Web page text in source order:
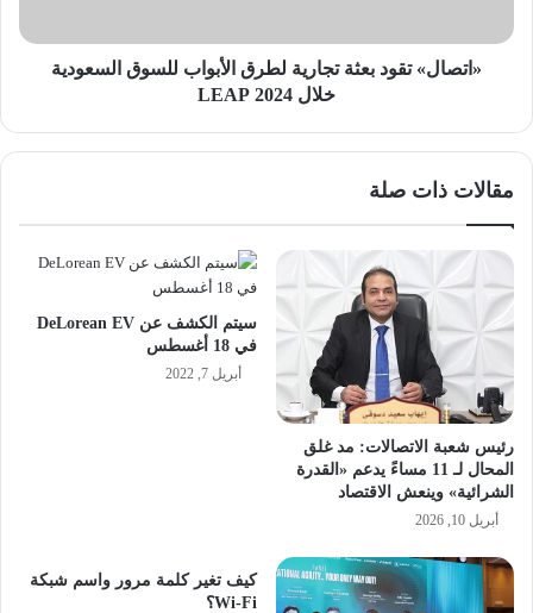
خلال
«اتصال» تقود بعثة تجارية لطرق الأبواب للسوق السعودية
خلال 2024 LEAP
مقالات ذات صلة
رئيس شعبة الاتصالات: مد غلق
المحال لـ 11 مساءً يدعم «القدرة
الشرائية» وينعش الاقتصاد
أبريل 10, 2026
سيتم الكشف عن DeLorean EV
في 18 أغسطس
أبريل 7, 2022
كيف تغير كلمة مرور واسم شبكة
Wi-Fi؟